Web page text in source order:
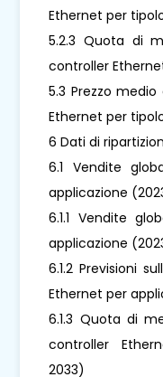
Ethernet per
5.2.3 Quota di
controller
5.3 Prezzo
Ethernet per
6 Dati di
6.1 Vendite
applicazione
6.1.1 Vendite
applicazione
6.1.2 Previsioni
Ethernet per
6.1.3 Quota di
controller
2033)